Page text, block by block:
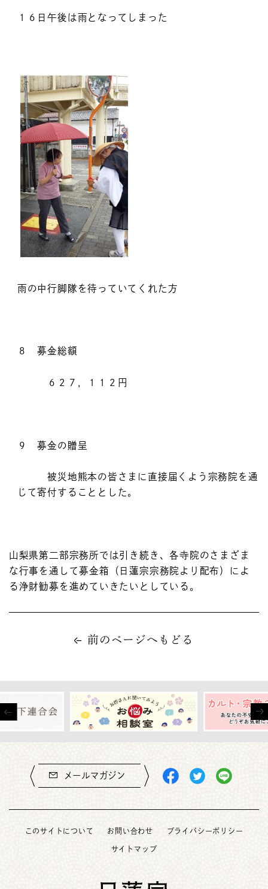
１６日午後は雨となってしまった
雨の中行脚隊を待っていてくれた方
８ 募金総額
６２７，１１２円
９ 募金の贈呈
被災地熊本の皆さまに直接届くよう宗務院を通
じて寄付することとした。
山梨県第二部宗務所では引き続き、各寺院のさまざま
な行事を通して募金箱（日蓮宗宗務院より配布）によ
る浄財勧募を進めていきたいとしている。
前のページへもどる
メールマガジン
このサイトについて お問い合わせ プライバシーポリシー
サイトマップ